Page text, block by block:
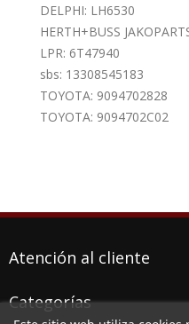
DELPHI: LH6530
HERTH+BUSS
LPR: 6T47940
sbs: 13308545183
TOYOTA: 9094702828
TOYOTA: 9094702C02
Atención al cliente
Categorías